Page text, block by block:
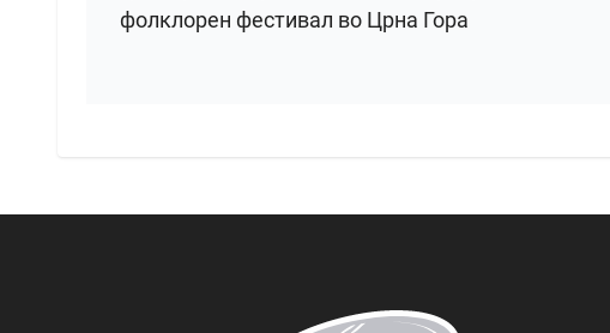
фолклорен фестивал во Црна Гора